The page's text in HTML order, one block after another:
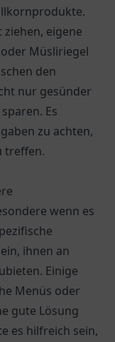
eigene
Müsliriegel
den
nur gesünder
Es
zu achten,
treffen.
wenn es
ihnen an
Einige
Menüs oder
gute Lösung
es hilfreich sein,